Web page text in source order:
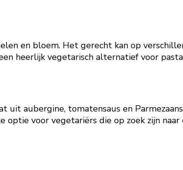
en bloem. Het gerecht kan op
heerlijk vegetarisch alternatief voor
aubergine, tomatensaus en
voor vegetariërs die op zoek zijn